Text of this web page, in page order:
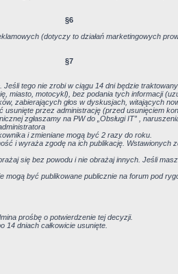
§6
(dotyczy to działań marketingowych
§7
tego nie zrobi w ciągu 14 dni będzie
miasto, motocykl), bez podania tych informacji
zabierających głos w dyskusjach, witających
przez administrację (przed usunięciem
zgłaszamy na PW do „Obsługi IT” ,
i zmieniane mogą być 2 razy do roku.
i wyraża zgodę na ich publikację.
się bez powodu i nie obrażaj innych. Jeśli
być publikowane publicznie na forum pod
prośbę o potwierdzenie tej decyzji.
dniach całkowicie usunięte.